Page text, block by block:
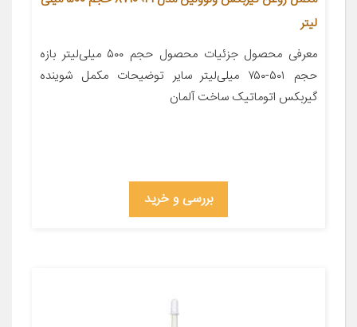
لیتر
معرفی محصول جزئیات محصول حجم ۵۰۰ میلی‌لیتر بازه
حجم ۵۰۱-۷۵۰ میلی‌لیتر سایر توضیحات مکمل شوینده
گیربکس اتوماتیک ساخت آلمان
بررسی و خرید